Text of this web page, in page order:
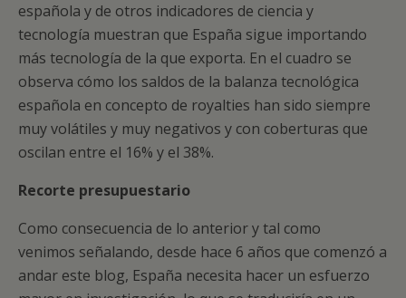
española y de otros indicadores de ciencia y
tecnología muestran que España sigue importando
más tecnología de la que exporta. En el cuadro se
observa cómo los saldos de la balanza tecnológica
española en concepto de royalties han sido siempre
muy volátiles y muy negativos y con coberturas que
oscilan entre el 16% y el 38%.
Recorte presupuestario
Como consecuencia de lo anterior y tal como
venimos señalando, desde hace 6 años que comenzó a
andar este blog, España necesita hacer un esfuerzo